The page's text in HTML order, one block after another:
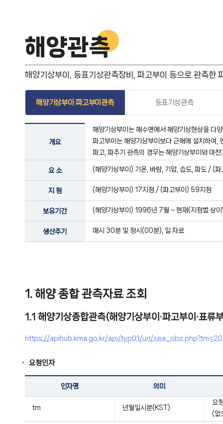
해양관측
해양기상부이, 등표기상관측장비, 파고부이 등으로 관측한
해양기상부이·파고부이관측 등표기상관측
개요
해양기상부이는 해수면에서 해양기상현상을 다
파고부이는 해양기상부이보다 근해에 설치하여,
파고, 파주기 관측의 경우는 해양기상부이와 마
요 소 (해양기상부이) 기온, 바람, 기압, 습도, 파도 / (파
지 점 (해양기상부이) 17지점 / (파고부이) 59지점
보유기간 (해양기상부이) 1996년 7월 ~ 현재(지점별 상
생산주기 매시 30분 및 정시(00분), 일 자료
1. 해양 종합 관측자료 조회
1.1 해양기상종합관측(해양기상부이·파고부이·표류
https://apihub.kma.go.kr/api/typ01/url/
요청인자
인자명 의미
tm 년월일시분(KST)
요
(없